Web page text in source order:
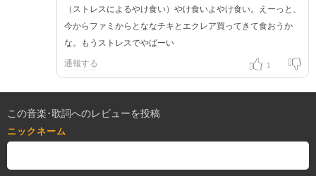
（ストレスによるやけ食い）やけ食いよやけ食い。えーっと、
今からファミからとななチキとエクレア買ってきて食おうか
な。もうストレスでやばーい
通報する 1
この音楽･歌詞へのレビューを投稿
ニックネーム